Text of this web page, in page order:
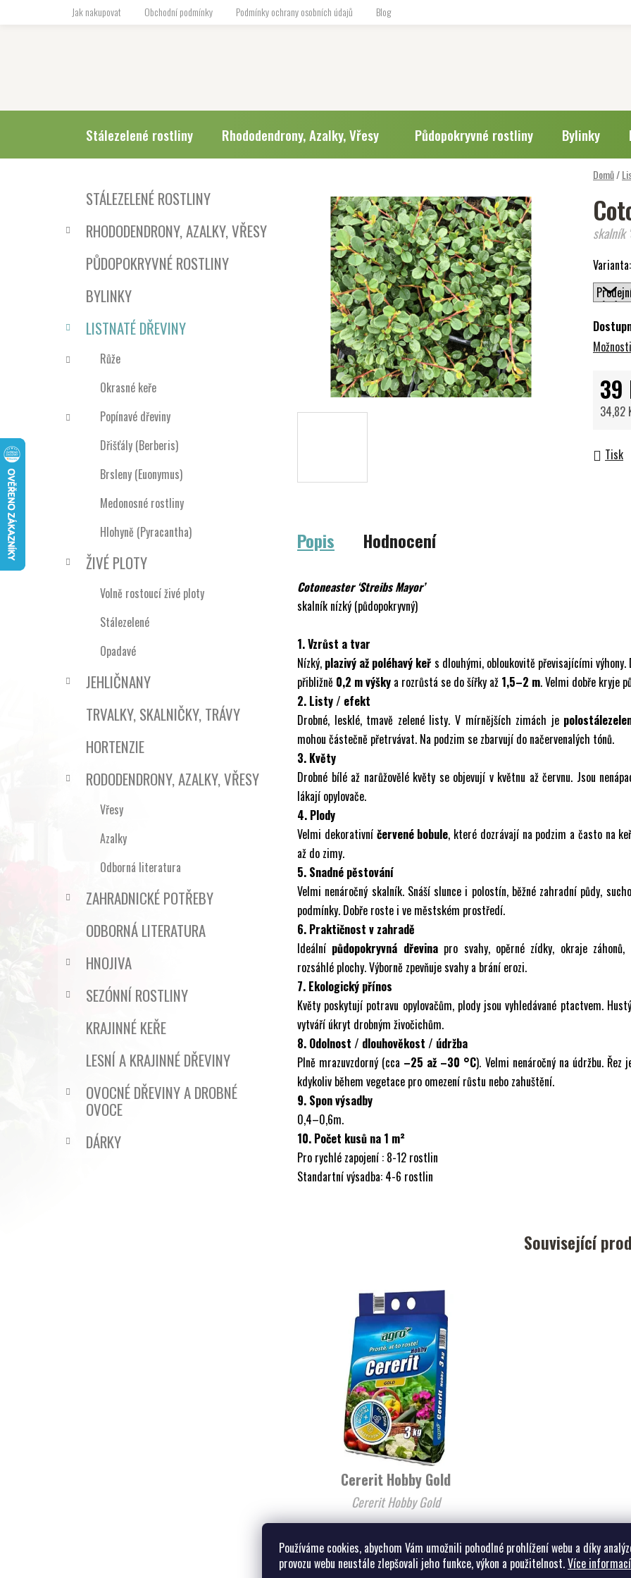
Používáme cookies, abychom Vám umožnili pohodlné prohlížení webu a díky
provozu webu neustále zlepšovali jeho funkce, výkon a použitelnost.Více informací
Jak nakupovat Obchodní podmínky Podmínky ochrany osobních údajů Blog
Stálezelené rostliny Rhododendrony, Azalky, Vřesy Půdopokryvné rostliny Bylinky
Domů/
Přeskočit
kategorie
e
STÁLEZELENÉ ROSTLINY
RHODODENDRONY, AZALKY, VŘESY
PŮDOPOKRYVNÉ ROSTLINY
BYLINKY
LISTNATÉ DŘEVINY
Růže
Okrasné keře
Popínavé dřeviny
Dřišťály (Berberis)
Brsleny (Euonymus)
Medonosné rostliny
Hlohyně (Pyracantha)
ŽIVÉ PLOTY
Volně rostoucí živé ploty
Stálezelené
Opadavé
JEHLIČNANY
TRVALKY, SKALNIČKY, TRÁVY
HORTENZIE
RODODENDRONY, AZALKY, VŘESY
Vřesy
Azalky
Odborná literatura
ZAHRADNICKÉ POTŘEBY
ODBORNÁ LITERATURA
HNOJIVA
SEZÓNNÍ ROSTLINY
KRAJINNÉ KEŘE
LESNÍ A KRAJINNÉ DŘEVINY
OVOCNÉ DŘEVINY A DROBNÉ
OVOCE
DÁRKY
skalník
Varianta:
39
34,82
Tisk
Popis Hodnocení
Cotoneaster ‘Streibs Mayor’
skalník nízký (půdopokryvný)
1. Vzrůst a tvar
Nízký, plazivý až poléhavý keř s dlouhými, obloukovitě převisajícími výhony.
přibližně 0,2 m výšky a rozrůstá se do šířky až 1,5–2 m. Velmi dobře kryje
2. Listy / efekt
Drobné, lesklé, tmavě zelené listy. V mírnějších zimách je
mohou částečně přetrvávat. Na podzim se zbarvují do načervenalých tónů.
3. Květy
Drobné bílé až narůžovělé květy se objevují v květnu až červnu. Jsou
lákají opylovače.
4. Plody
Velmi dekorativní červené bobule, které dozrávají na podzim a často na
až do zimy.
5. Snadné pěstování
Velmi nenáročný skalník. Snáší slunce i polostín, běžné zahradní půdy,
podmínky. Dobře roste i ve městském prostředí.
6. Praktičnost v zahradě
Ideální půdopokryvná dřevinapro svahy, opěrné zídky, okraje
rozsáhlé plochy. Výborně zpevňuje svahy a brání erozi.
7. Ekologický přínos
Květy poskytují potravu opylovačům, plody jsou vyhledávané ptactvem.
vytváří úkryt drobným živočichům.
8. Odolnost / dlouhověkost / údržba
Plně mrazuvzdorný (cca –25 až –30 °C). Velmi nenáročný na údržbu. Řez
kdykoliv během vegetace pro omezení růstu nebo zahuštění.
9. Spon výsadby
0,4–0,6m.
10. Počet kusů na 1 m²
Pro rychlé zapojení : 8-12 rostlin
Standartní výsadba: 4-6 rostlin
Související
Cererit Hobby Gold
Cererit Hobby Gold
DPH
od55 Kč
DETAIL